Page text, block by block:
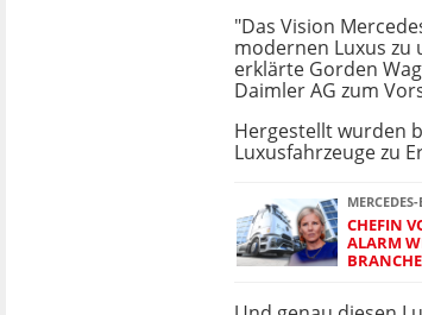
"Das Vision
modernen Luxus zu
erklärte Gorden
Daimler AG zum
Hergestellt wurden
Luxusfahrzeuge zu
CHEFIN
ALARM